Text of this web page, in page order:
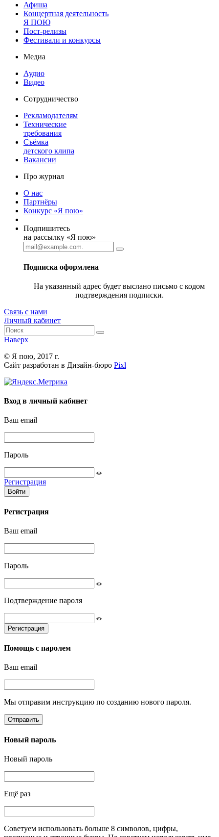
Афиша
Концертная деятельность
Я ПОЮ
Пост-релизы
Фестивали и конкурсы
Медиа
Аудио
Видео
Сотрудничество
Рекламодателям
Технические
требования
Съёмка
детского клипа
Вакансии
Про журнал
О нас
Партнёры
Конкурс «Я пою»
Подпишитесь
на рассылку «Я пою»
Подписка оформлена
На указанный адрес будет выслано письмо с кодом
подтверждения подписки.
Связь с нами
Личный кабинет
Наверх
© Я пою, 2017 г.
Сайт разработан в Дизайн-бюро Pixl
Вход в личный кабинет
Ваш email
Пароль
Регистрация
Войти
Регистрация
Ваш email
Пароль
Подтверждение пароля
Регистрация
Помощь с паролем
Ваш email
Мы отправим инструкцию по созданию нового пароля.
Отправить
Новый пароль
Новый пароль
Ещё раз
Советуем использовать больше 8 символов, цифры,